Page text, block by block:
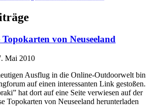
Topokarten von Neuseeland
Mai 2010
Ausflug in die Online-Outdoorwelt bin
auf einen interessanten Link gestoßen.
hat dort auf eine Seite verwiesen auf der
Topokarten von Neuseeland herunterladen